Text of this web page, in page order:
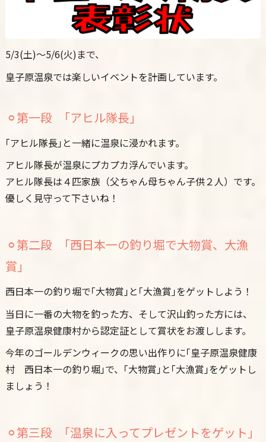
5/3(土)〜5/6(火)まで、
皇子原温泉では楽しいイベントを計画しています。
⚪︎第一段 ｢アヒル隊長｣
｢アヒル隊長｣と一緒に温泉に浸かれます。
アヒル隊長が温泉にプカプカ浮んでいます。
アヒル隊長は４匹家族（父ちゃん母ちゃん子供２人）です。
優しく見守って下さいね！
⚪︎第二段 ｢西日本一の釣り堀で大物賞、大漁
賞｣
西日本一の釣り堀で｢大物賞｣と｢大漁賞｣をゲットしよう！
当日に一番の大物を釣った方、そして沢山釣った方には、
皇子原温泉健康村から認定証として賞状をお渡しします。
今年のゴールデンウィークの思い出作りに｢皇子原温泉健康
村 西日本一の釣り堀｣で、｢大物賞｣と｢大漁賞｣をゲットし
ましょう！
⚪︎第三段 ｢温泉に入ってプレゼントをゲット｣